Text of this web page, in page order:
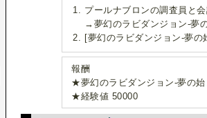
プールナブロンの調査員と
→夢幻のラビダンジョン-夢
[夢幻のラビダンジョン-夢
報酬
★夢幻のラビダンジョン-夢の
★経験値 50000